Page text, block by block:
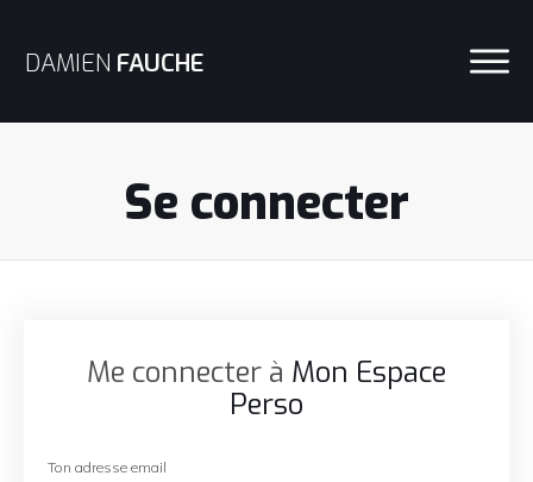
DAMIEN FAUCHE
Se connecter
Me connecter à Mon Espace
Perso
Ton adresse email